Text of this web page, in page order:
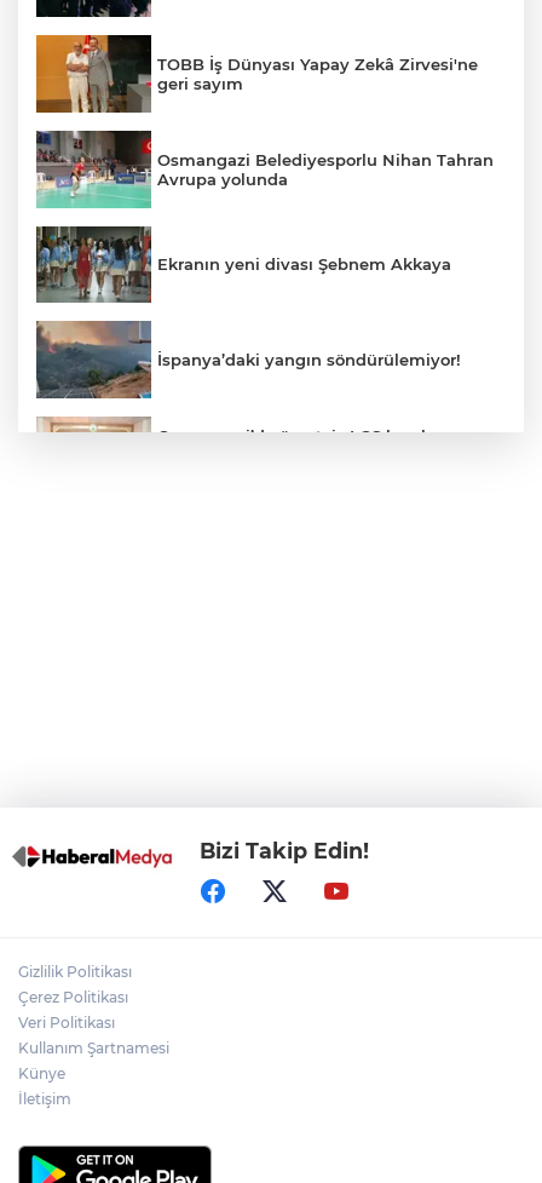
TOBB İş Dünyası Yapay Zekâ Zirvesi'ne
geri sayım
Osmangazi Belediyesporlu Nihan Tahran
Avrupa yolunda
Ekranın yeni divası Şebnem Akkaya
İspanya’daki yangın söndürülemiyor!
Osmangazi’de ücretsiz LGS kurslarının
Bizi Takip Edin!
Gizlilik Politikası
Çerez Politikası
Veri Politikası
Kullanım Şartnamesi
Künye
İletişim